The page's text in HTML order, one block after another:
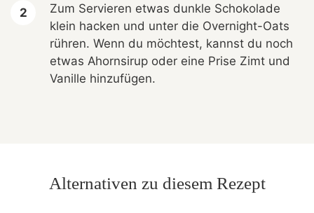
Zum Servieren etwas dunkle Schokolade
klein hacken und unter die Overnight-Oats
rühren. Wenn du möchtest, kannst du noch
etwas Ahornsirup oder eine Prise Zimt und
Vanille hinzufügen.
Alternativen zu diesem Rezept